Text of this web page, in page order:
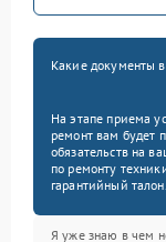
Какие документы
На этапе приема
ремонт вам будет
обязательств на
по ремонту
гарантийный талон.
Я уже знаю в чем